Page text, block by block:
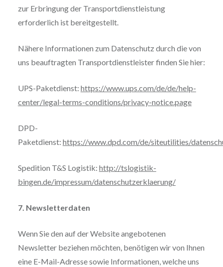
zur Erbringung der Transportdienstleistung
erforderlich ist bereitgestellt.
Nähere Informationen zum Datenschutz durch die von
uns beauftragten Transportdienstleister finden Sie hier:
UPS-Paketdienst: https://www.ups.com/de/de/help-
center/legal-terms-conditions/privacy-notice.page
DPD-
Paketdienst: https://www.dpd.com/de/siteutilities/
Spedition T&S Logistik: http://tslogistik-
bingen.de/impressum/datenschutzerklaerung/
7. Newsletterdaten
Wenn Sie den auf der Website angebotenen
Newsletter beziehen möchten, benötigen wir von Ihnen
eine E-Mail-Adresse sowie Informationen, welche uns